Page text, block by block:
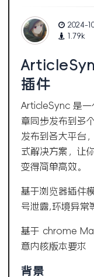
2024-
1.79k
插件
ArticleSync 是一
章同步发布到多
发布到各大平台
式解决方案，让
变得简单高效。
基于浏览器插件
号泄露,环境异常
基于 chrome
意内核版本要求
背景